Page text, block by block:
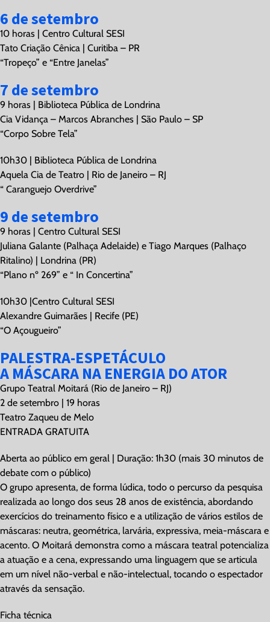
6 de setembro
10 horas | Centro Cultural SESI
Tato Criação Cênica | Curitiba – PR
“Tropeço” e “Entre Janelas”
7 de setembro
9 horas | Biblioteca Pública de Londrina
Cia Vidança – Marcos Abranches | São Paulo – SP
“Corpo Sobre Tela”
10h30 | Biblioteca Pública de Londrina
Aquela Cia de Teatro | Rio de Janeiro – RJ
“ Caranguejo Overdrive”
9 de setembro
9 horas | Centro Cultural SESI
Juliana Galante (Palhaça Adelaide) e Tiago Marques (Palhaço
Ritalino) | Londrina (PR)
“Plano nº 269” e “ In Concertina”
10h30 |Centro Cultural SESI
Alexandre Guimarães | Recife (PE)
“O Açougueiro”
PALESTRA-ESPETÁCULO
A MÁSCARA NA ENERGIA DO ATOR
Grupo Teatral Moitará (Rio de Janeiro – RJ)
2 de setembro | 19 horas
Teatro Zaqueu de Melo
ENTRADA GRATUITA
Aberta ao público em geral | Duração: 1h30 (mais 30 minutos de
debate com o público)
O grupo apresenta, de forma lúdica, todo o percurso da pesquisa
realizada ao longo dos seus 28 anos de existência, abordando
exercícios do treinamento físico e a utilização de vários estilos de
máscaras: neutra, geométrica, larvária, expressiva, meia-máscara e
acento. O Moitará demonstra como a máscara teatral potencializa
a atuação e a cena, expressando uma linguagem que se articula
em um nível não-verbal e não-intelectual, tocando o espectador
através da sensação.
Ficha técnica